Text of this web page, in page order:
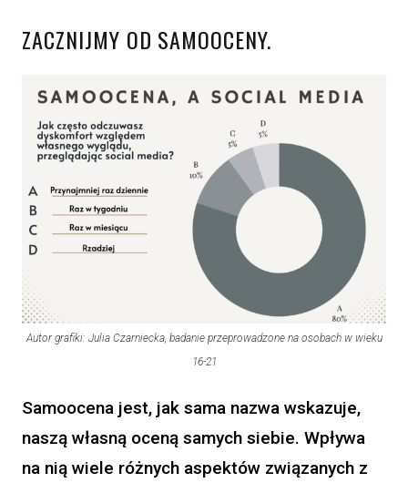
ZACZNIJMY OD SAMOOCENY.
Autor grafiki: Julia Czarniecka, badanie przeprowadzone na osobach w wieku
16-21
Samoocena jest, jak sama nazwa wskazuje,
naszą własną oceną samych siebie. Wpływa
na nią wiele różnych aspektów związanych z